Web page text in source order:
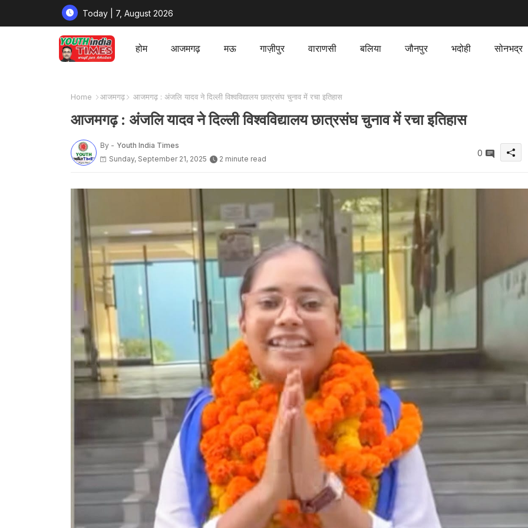
Today | 7, August 2026
होम आजमगढ़ मऊ गाज़ीपुर वाराणसी बलिया जौनपुर भदोही सोनभद्र
Home आजमगढ़ आजमगढ़ : अंजलि यादव ने दिल्ली विश्वविद्यालय छात्रसंघ चुनाव में रचा इतिहास
आजमगढ़ : अंजलि यादव ने दिल्ली विश्वविद्यालय छात्रसंघ चुनाव में रचा इतिहास
By - Youth India Times
Sunday, September 21, 2025
2 minute read
0